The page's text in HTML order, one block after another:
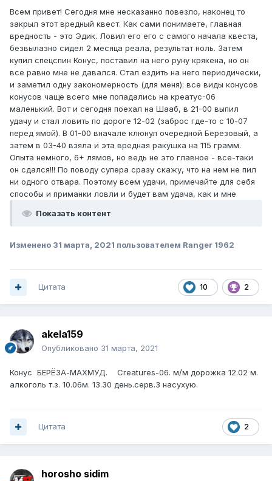
Всем привет! Сегодня мне несказанно повезло, наконец то
закрыл этот вредный квест. Как сами понимаете, главная
вредность - это Эдик. Ловил его его с самого начала квеста,
безвылазно сидел 2 месяца реала, результат ноль. Затем
купил спецспин Конус, поставил на него руну крякена, но он
все равно мне не давался. Стал ездить на него периодически,
и заметил одну закономерность (для меня): все виды конусов
конусов чаще всего мне попадались на креатус-06
маленький. Вот и сегодня поехал на Шааб, в 21-00 выпил
удачу и стал ловить по дороге 12-02 (заброс где-то с 10-07
перед ямой). В 01-00 вначале клюнул очередной Березовый, а
затем в 03-40 взяла и эта вредная ракушка на 115 грамм.
Опыта немного, 6+ лямов, но ведь не это главное - все-таки
он сдался!!! По поводу супера сразу скажу, что на нем не пил
ни одного отвара. Поэтому всем удачи, примечайте для себя
способы и приманки ловли и будет вам удача, как и мне
Показать контент
Изменено 31 марта, 2021 пользователем Ranger 1962
10 2
Цитата
akela159
Опубликовано 31 марта, 2021
Конус БЕРЁЗА-МАХМУД. Creatures-06. м/м дорожка 12.02 м.
алкоголь т.з. 10.06м. 13.30 день.серв.3 насухую.
2
Цитата
horosho sidim